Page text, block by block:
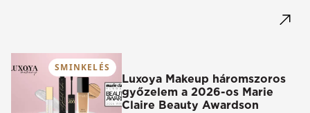
SMINKELÉS
Luxoya Makeup háromszoros
győzelem a 2026-os Marie
Claire Beauty Awardson